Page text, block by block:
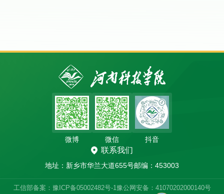
联系我们
地址：新乡市华兰大道655号邮编：453003
微博 微信 抖音
工信部备案：豫ICP备05002482号-1豫公网安备：41070202000140号